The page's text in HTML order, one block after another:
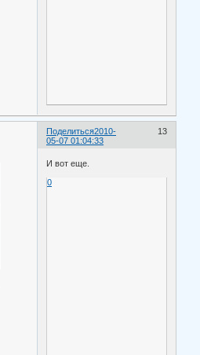
Поделиться 13
2010-
05-07 01:04:33
И вот еще.
0